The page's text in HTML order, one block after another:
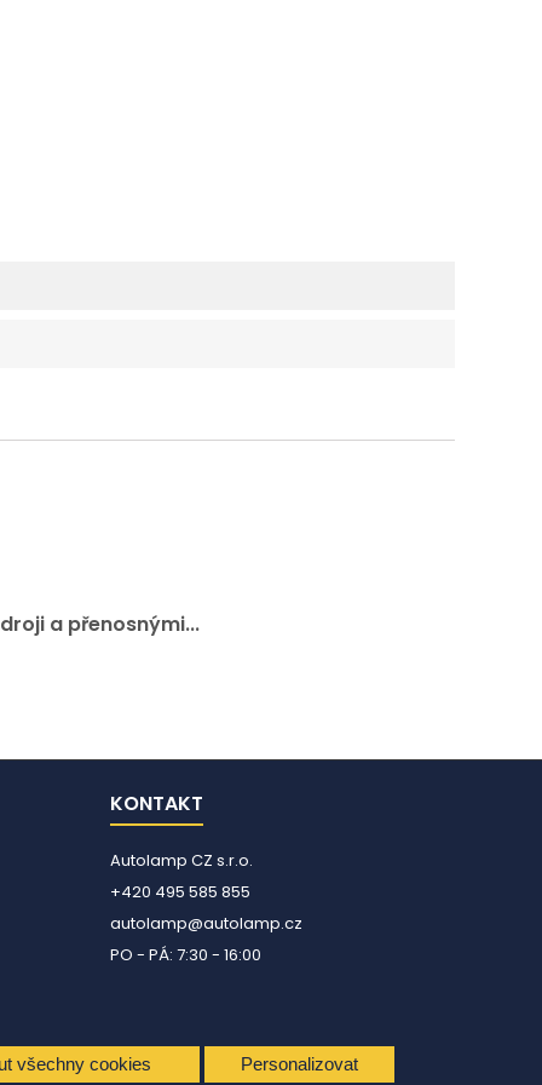
všechny cookies Personalizovat
a přenosnými...
KONTAKT
Autolamp CZ s.r.o.
+420 495 585 855
autolamp@autolamp.cz
PO - PÁ: 7:30 - 16:00